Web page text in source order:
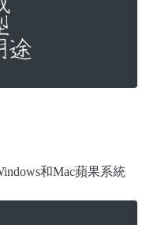
和Mac蘋果系統